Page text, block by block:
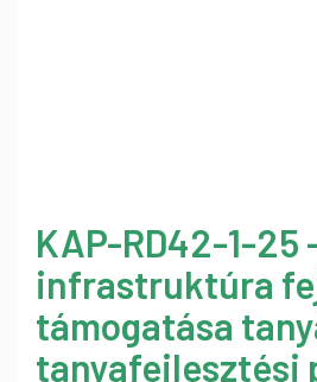
KAP-RD42-1-25
infrastruktúra
támogatása
tanyafejlesztési